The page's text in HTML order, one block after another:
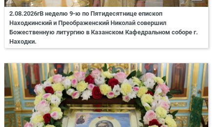
2.08.2026гВ неделю 9-ю по Пятидесятнице епископ
Находкинский и Преображенский Николай совершил
Божественную литургию в Казанском Кафедральном соборе г.
Находки.